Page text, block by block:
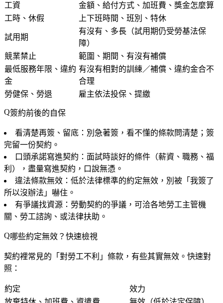
工資
金額、給付方式、加班費、獎金怎麼算
工時、休假
上下班時間、班別、特休
試用期
有沒有、多長（試用期仍受勞基法保
障）
競業禁止
範圍、期間、有沒有補償
最低服務年限、違約
金
有沒有相對的訓練／補償、違約金合不
合理
勞健保、勞退
雇主依法投保、提繳
簽約前後的自保
看清楚再簽、留底 ：別急著簽，看不懂的條款問清楚；簽
完留一份契約。
口頭承諾寫進契約 ：面試時談好的條件（薪資、職務、福
利），盡量寫進契約，口說無憑。
違法條款無效 ：低於法律標準的約定無效，別被「我簽了
所以沒辦法」嚇住。
有爭議找資源 ：勞動契約的爭議，可洽各地勞工主管機
關、勞工諮詢、或法律扶助。
哪些約定無效？快速檢視
契約裡常見的「對勞工不利」條款，有些其實無效。快速對
照：
約定
效力